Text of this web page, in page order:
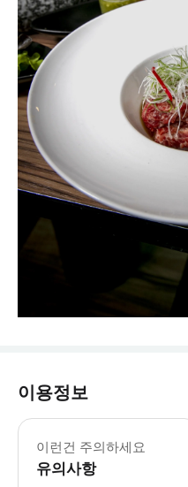
이용정보
이런건 주의하세요
유의사항